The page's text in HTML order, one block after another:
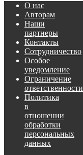
О нас
Авторам
Наши
партнеры
Контакты
Сотрудничество
Особое
уведомление
Ограничение
ответственности
Политика
в
отношении
обработки
персональных
данных